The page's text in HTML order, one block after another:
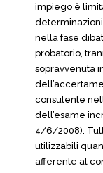
impiego è
determinazioni
nella fase
probatorio,
sopravvenuta
consulente
dell’esame
4/6/2008).
utilizzabili
afferente al